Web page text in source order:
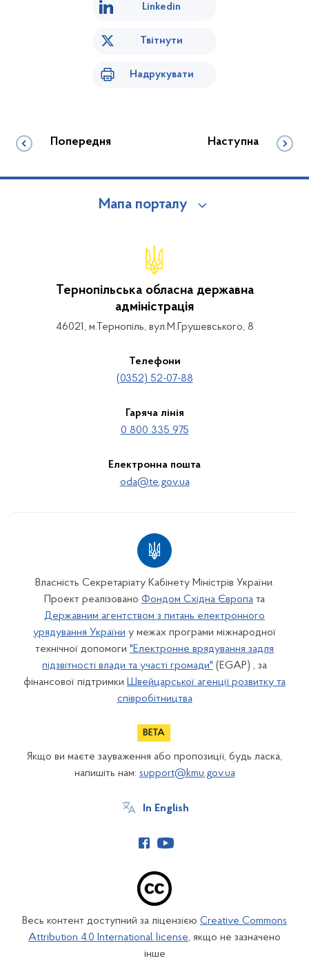
Linkedin
Твітнути
Надрукувати
Попередня Наступна
Мапа порталу
Тернопільська обласна державна
адміністрація
46021, м.Тернопіль, вул.М.Грушевського, 8
Телефони
(0352) 52-07-88
Гаряча лінія
0 800 335 975
Електронна пошта
oda@te.gov.ua
Власність Секретаріату Кабінету Міністрів України.
Проект реалізовано Фондом Східна Європа та
Державним агентством з питань електронного
урядування України у межах програми міжнародної
технічної допомоги "Електронне врядування задля
підзвітності влади та участі громади" (EGAP) , за
фінансової підтримки Швейцарської агенції розвитку та
співробітництва
Якщо ви маєте зауваження або пропозиції, будь ласка,
напишіть нам: support@kmu.gov.ua
In English
Весь контент доступний за ліцензією Creative Commons
Attribution 4.0 International license, якщо не зазначено
інше